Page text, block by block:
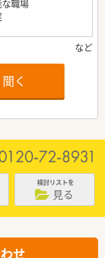
職場
く
検討リストを
見る
せ